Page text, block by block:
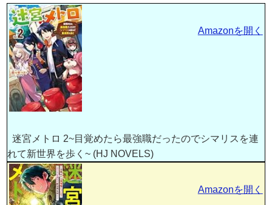
迷宮メトロ 2~目覚めたら最強職だったのでシマリスを連
れて新世界を歩く~ (HJ NOVELS)
Amazonを開く
Amazonを開く